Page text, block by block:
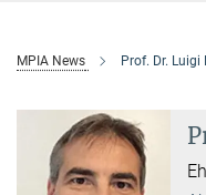
MPIA News Prof. Dr. Luigi